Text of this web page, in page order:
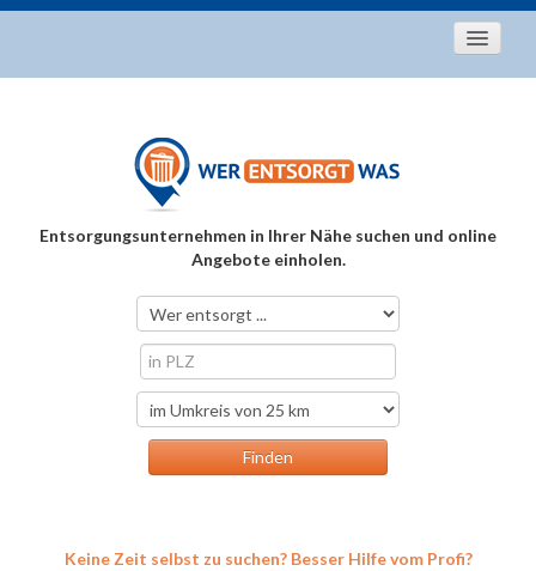
Entsorgungstipps
Über uns
Entsorgungsunternehmen in Ihrer Nähe suchen und online
Angebote einholen.
Keine Zeit selbst zu suchen? Besser Hilfe vom Profi?